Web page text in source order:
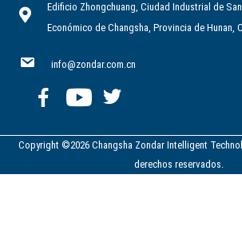
Edificio Zhongchuang, Ciudad Industrial de
Económico de Changsha, Provincia de Hunan,
info@zondar.com.cn
Copyright ©2026 Changsha Zondar Intelligent
derechos reservados.